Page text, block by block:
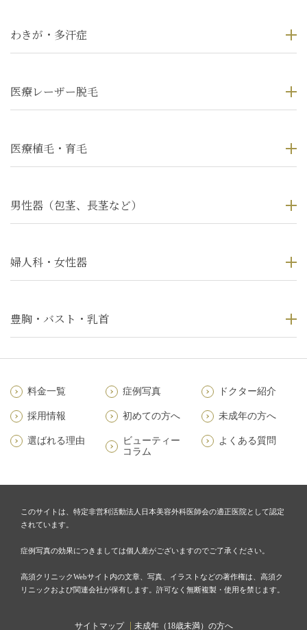
わきが・多汗症
医療レーザー脱毛
医療植毛・育毛
男性器（包茎、長茎など）
婦人科・女性器
豊胸・バスト・乳首
料金一覧 症例写真 ドクター紹介
採用情報 初めての方へ 未成年の方へ
選ばれる理由
ビューティー
コラム
よくある質問
このサイトは、特定非営利活動法人日本美容外科医師会の適正医院として認定
されています。
症例写真の効果につきましては個人差がございますのでご了承ください。
高須クリニックWebサイト内の文章、写真、イラストなどの著作権は、高須ク
リニックおよび関連会社が保有します。許可なく無断複製・使用を禁じます。
サイトマップ 未成年（18歳未満）の方へ